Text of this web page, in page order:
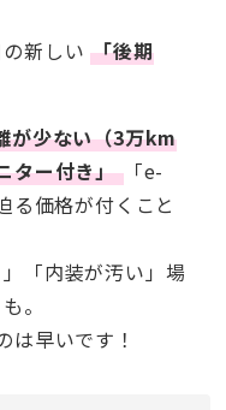
の新しい「後期
が少ない（3万km
ター付き」「e-
る価格が付くこと
「内装が汚い」場
。
は早いです！